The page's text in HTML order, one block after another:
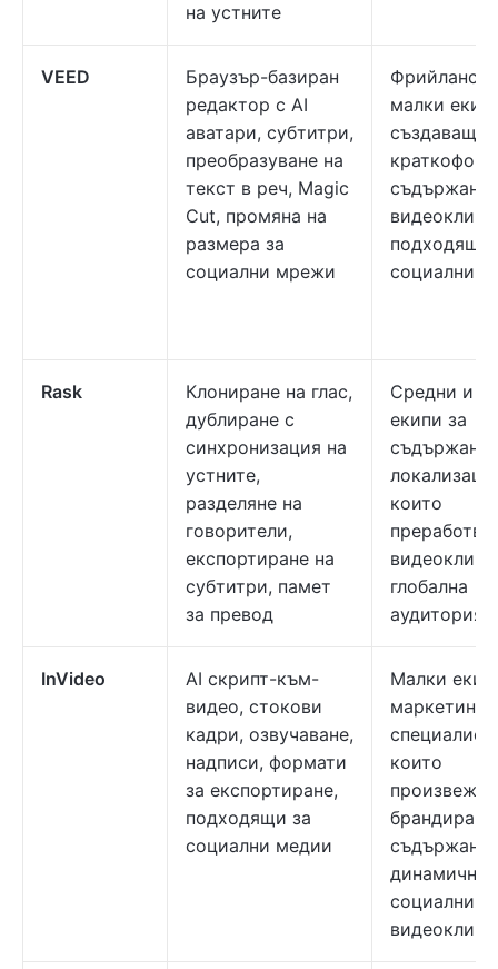
на устните
VEED
Браузър-базиран
редактор с AI
аватари, субтитри,
преобразуване на
текст в реч, Magic
Cut, промяна на
размера за
социални мрежи
малки
създаващи
подходящи
социални
Rask
Клониране на глас,
дублиране с
синхронизация на
устните,
разделяне на
говорители,
експортиране на
субтитри, памет
за превод
Средни и
екипи за
които
глобална
аудитория
InVideo
AI скрипт-към-
видео, стокови
кадри, озвучаване,
надписи, формати
за експортиране,
подходящи за
социални медии
Малки
маркетинг
които
брандирано
динамични
социални